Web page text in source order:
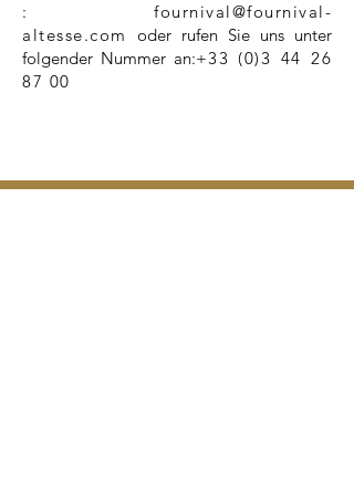
: fournival@fournival-
altesse.com
oder rufen Sie uns unter
folgender Nummer an:+33 (0)3 44 26
87 00